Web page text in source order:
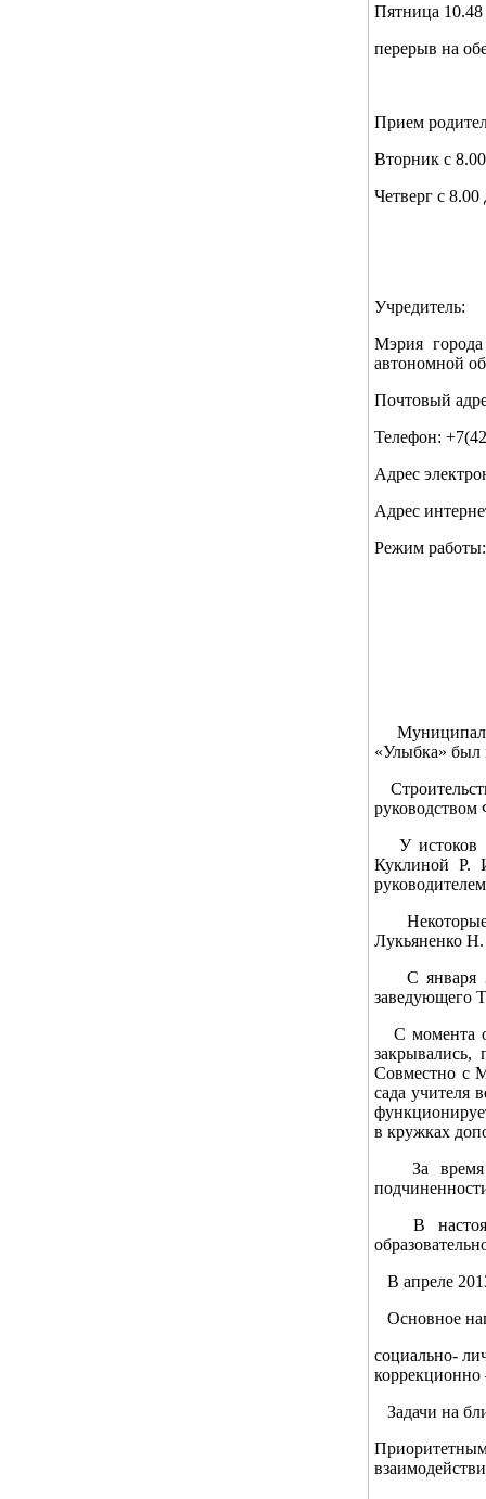
Пятница 10.48
перерыв на
Прием
Вторник с
Четверг с 8.00
Учредитель:
Мэрия
автономной
Почтовый
Телефон:
Адрес
Адрес
Режим работы:
«Улыбка» был
У истоков
Куклиной Р.
Некоторые
Лукьяненко
С января
заведующего
С момента
Совместно с
сада учителя
в кружках
За время
В
В апреле
Основное
социально-
коррекционно
Задачи на